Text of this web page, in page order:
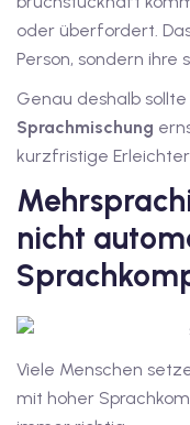
mit Gutschein
mit
Deutschkurse mit
mit
mit Gutschein
oder überfordert.
Person, sondern ihre
Genau deshalb
Sprachmischung
kurzfristige
nicht
Viele Menschen
mit hoher